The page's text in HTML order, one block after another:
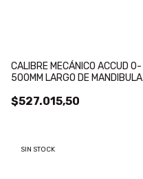
CALIBRE MECÁNICO ACCUD 0-
500MM LARGO DE MANDIBULA
$527.015,50
SIN STOCK